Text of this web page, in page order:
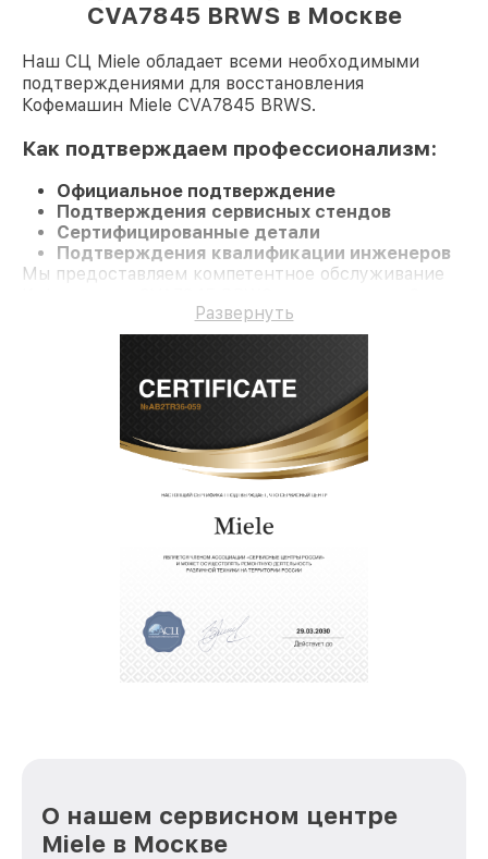
CVA7845 BRWS в Москве
Наш СЦ Miele обладает всеми необходимыми
подтверждениями для восстановления
Кофемашин Miele CVA7845 BRWS.
Как подтверждаем профессионализм:
Официальное подтверждение
Подтверждения сервисных стендов
Сертифицированные детали
Подтверждения квалификации инженеров
Мы предоставляем компетентное обслуживание
Развернуть
О нашем сервисном центре
Miele в Москве